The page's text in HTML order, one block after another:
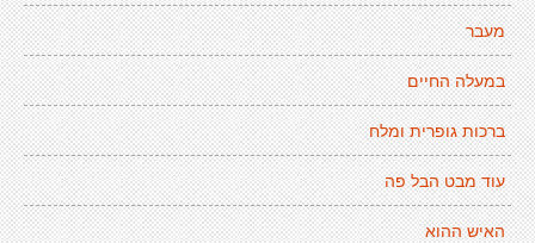
מעבר
במעלה החיים
ברכות גופרית ומלח
עוד מבט הבל פה
האיש ההוא